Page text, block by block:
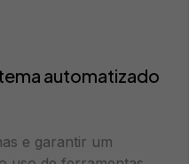
automatizado
e garantir um